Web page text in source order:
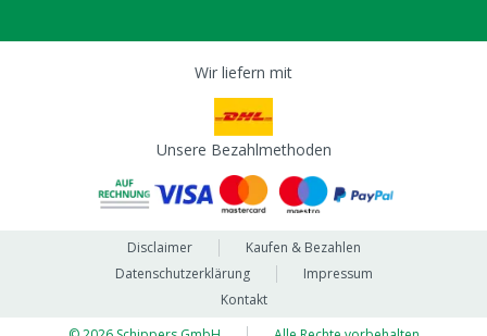
Wir liefern mit
Unsere Bezahlmethoden
Disclaimer
Kaufen & Bezahlen
Datenschutzerklärung
Impressum
Kontakt